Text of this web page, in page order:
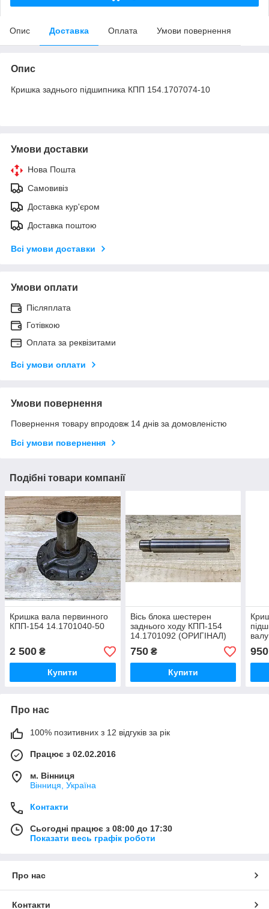
Опис Доставка Оплата Умови повернення
Опис
Кришка заднього підшипника КПП 154.1707074-10
Умови доставки
Нова Пошта
Самовивіз
Доставка кур'єром
Доставка поштою
Всі умови доставки
Умови оплати
Післяплата
Готівкою
Оплата за реквізитами
Всі умови оплати
Умови повернення
Повернення товару впродовж 14 днів за домовленістю
Всі умови повернення
Подібні товари компанії
Кришка вала первинного
КПП-154 14.1701040-50
2 500 ₴
Купити
Вісь блока шестерен
заднього ходу КПП-154
14.1701092 (ОРИГІНАЛ)
750₴
Купити
950
Про нас
100% позитивних з 12 відгуків за рік
Працює з 02.02.2016
м. Вінниця
Вінниця, Україна
Контакти
Сьогодні працює з 08:00 до 17:30
Показати весь графік роботи
Про нас
Контакти